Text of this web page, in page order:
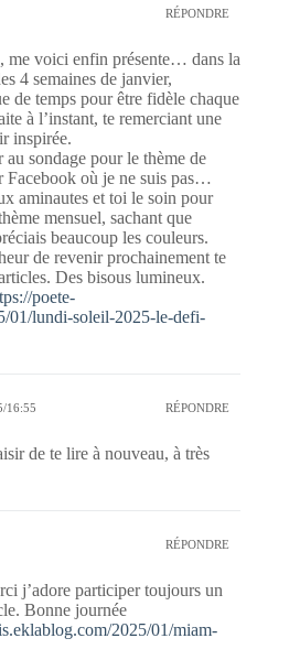
RÉPONDRE
me voici enfin présente… dans la
4 semaines de janvier,
de temps pour être fidèle chaque
à l’instant, te remerciant une
inspirée.
sondage pour le thème de
Facebook où je ne suis pas…
aminautes et toi le soin pour
mensuel, sachant que
beaucoup les couleurs.
de revenir prochainement te
Des bisous lumineux.
poete-
01/lundi-soleil-2025-le-defi-
16:55 RÉPONDRE
de te lire à nouveau, à très
RÉPONDRE
j’adore participer toujours un
Bonne journée
2025/01/miam-